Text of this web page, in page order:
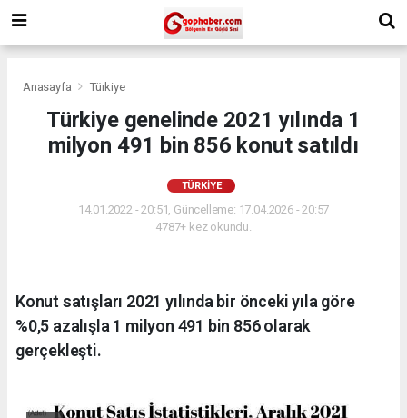
Anasayfa Türkiye
Türkiye genelinde 2021 yılında 1
milyon 491 bin 856 konut satıldı
TÜRKIYE
14.01.2022 - 20:51, Güncelleme: 17.04.2026 - 20:57
4787+ kez okundu.
Konut satışları 2021 yılında bir önceki yıla göre
%0,5 azalışla 1 milyon 491 bin 856 olarak
gerçekleşti.